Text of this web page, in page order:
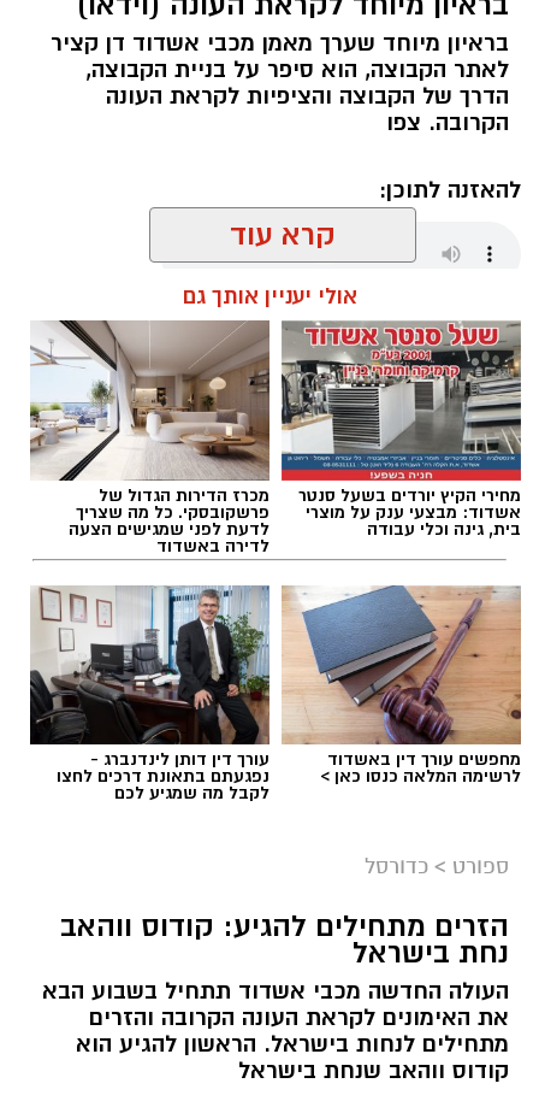
בראיון מיוחד שערך מאמן מכבי אשדוד דן קציר
לאתר הקבוצה, הוא סיפר על בניית הקבוצה,
הדרך של הקבוצה והציפיות לקראת העונה
הקרובה. צפו
להאזנה לתוכן:
שחר כחלון / 18:01 07.08.26
תגים:מכבי אשדוד, דן קציר
קרא עוד
אולי יעניין אותך גם
מחירי הקיץ יורדים בשעל סנטר
אשדוד: מבצעי ענק על מוצרי
בית, גינה וכלי עבודה
מכרז הדירות הגדול של
פרשקובסקי. כל מה שצריך
לדעת לפני שמגישים הצעה
לדירה באשדוד
מחפשים עורך דין באשדוד
לרשימה המלאה כנסו כאן >
עורך דין דותן לינדנברג -
נפגעתם בתאונת דרכים לחצו
לקבל מה שמגיע לכם
ספורט > כדורסל
הזרים מתחילים להגיע: קודוס ווהאב
נחת בישראל
העולה החדשה מכבי אשדוד תתחיל בשבוע הבא
את האימונים לקראת העונה הקרובה והזרים
מתחילים לנחות בישראל. הראשון להגיע הוא
קודוס ווהאב שנחת בישראל